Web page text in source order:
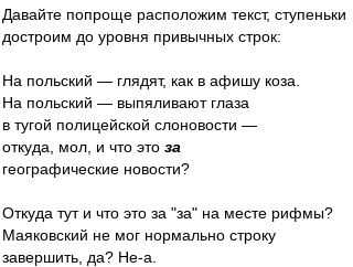
Давайте попроще расположим текст, ступеньки
достроим до уровня привычных строк:
На польский — глядят, как в афишу коза.
На польский — выпяливают глаза
в тугой полицейской слоновости —
откуда, мол, и что это за
географические новости?
Откуда тут и что это за "за" на месте рифмы?
Маяковский не мог нормально строку
завершить, да? Не-а.